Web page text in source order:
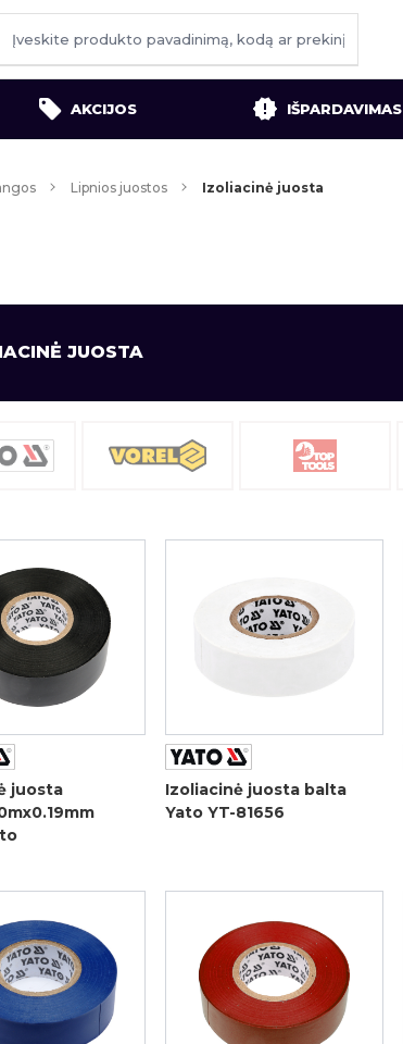
AKCIJOS IŠPARDAVIMAS
Lipnios juostos Izoliacinė juosta
JUOSTA
juosta
Izoliacinė juosta balta
Yato YT-81656